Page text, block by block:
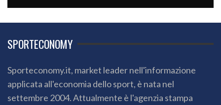
SPORTECONOMY
Sporteconomy.it, market leader nell'informazione
applicata all'economia dello sport, è nata nel
settembre 2004. Attualmente è l'agenzia stampa